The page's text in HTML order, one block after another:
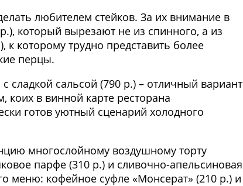
любителем стейков. За их внимание в
который вырезают не из спинного, а из
которому трудно представить более
перцы.
сальсой (790 р.) – отличный вариант
в винной карте ресторана
готов уютный сценарий холодного
многослойному воздушному торту
парфе (310 р.) и сливочно-апельсиновая
меню: кофейное суфле «Монсерат» (210 р.) и